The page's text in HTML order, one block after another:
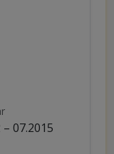
07.2015